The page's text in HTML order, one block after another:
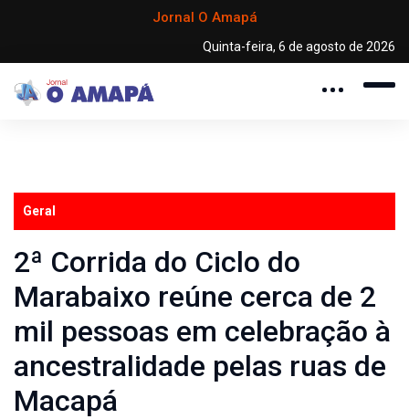
Jornal O Amapá
Quinta-feira, 6 de agosto de 2026
Geral
2ª Corrida do Ciclo do
Marabaixo reúne cerca de 2
mil pessoas em celebração à
ancestralidade pelas ruas de
Macapá